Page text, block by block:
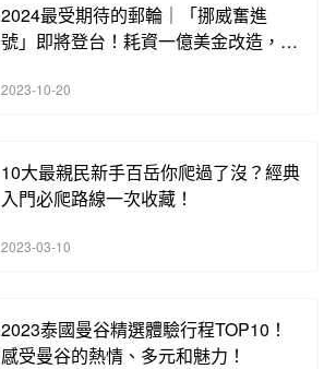
2024最受期待的郵輪｜「挪威奮進
號」即將登台！耗資一億美金改造，含
手刀搶訂中！
2023-10-20
10大最親民新手百岳你爬過了沒？經典
入門必爬路線一次收藏！
2023-03-10
2023泰國曼谷精選體驗行程TOP10！
感受曼谷的熱情、多元和魅力！